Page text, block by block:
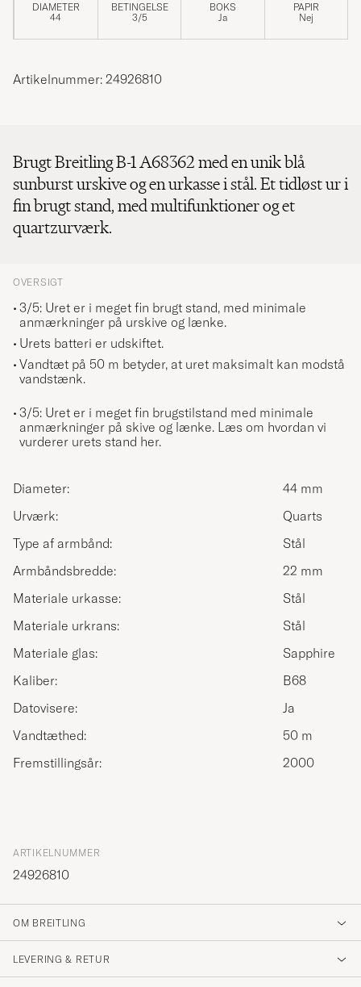
DIAMETER
44
BETINGELSE
3/5
BOKS
Ja
PAPIR
Nej
Artikelnummer: 24926810
Brugt Breitling B-1 A68362 med en unik blå
sunburst urskive og en urkasse i stål. Et tidløst ur i
fin brugt stand, med multifunktioner og et
quartzurværk.
OVERSIGT
3/5: Uret er i meget fin brugt stand, med minimale
anmærkninger på urskive og lænke.
Urets batteri er udskiftet.
Vandtæt på 50 m betyder, at uret maksimalt kan modstå
vandstænk.
3/5: Uret er i meget fin brugstilstand med minimale
anmærkninger på skive og lænke. Læs om hvordan vi
vurderer urets stand her.
Diameter:
44 mm
Urværk:
Quarts
Type af armbånd:
Stål
Armbåndsbredde:
22 mm
Materiale urkasse:
Stål
Materiale urkrans:
Stål
Materiale glas:
Sapphire
Kaliber:
B68
Datovisere:
Ja
Vandtæthed:
50 m
Fremstillingsår:
2000
ARTIKELNUMMER
24926810
OM BREITLING
LEVERING & RETUR